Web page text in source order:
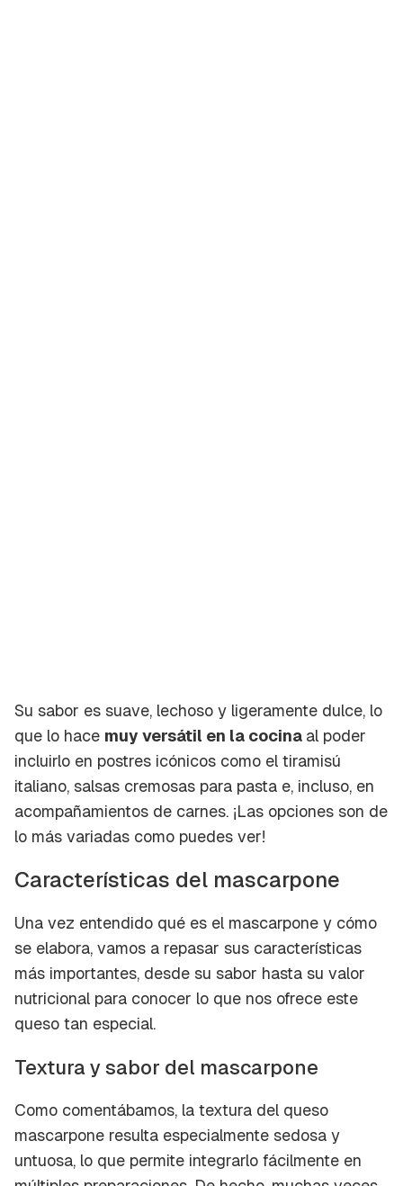
Su sabor es suave, lechoso y ligeramente dulce, lo
que lo hace muy versátil en la cocina al poder
incluirlo en postres icónicos como el tiramisú
italiano, salsas cremosas para pasta e, incluso, en
acompañamientos de carnes. ¡Las opciones son de
lo más variadas como puedes ver!
Características del mascarpone
Una vez entendido qué es el mascarpone y cómo
se elabora, vamos a repasar sus características
más importantes, desde su sabor hasta su valor
nutricional para conocer lo que nos ofrece este
queso tan especial.
Textura y sabor del mascarpone
Como comentábamos, la textura del queso
mascarpone resulta especialmente sedosa y
untuosa, lo que permite integrarlo fácilmente en